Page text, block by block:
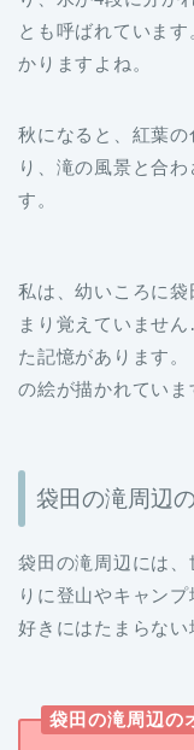
とも呼ばれていま
かりますよね。
秋になると、紅葉
り、滝の風景と合
す。
私は、幼いころに
まり覚えていませ
た記憶があります
の絵が描かれていま
袋田の滝周辺
袋田の滝周辺には
りに登山やキャン
好きにはたまらない
袋田の滝周辺の